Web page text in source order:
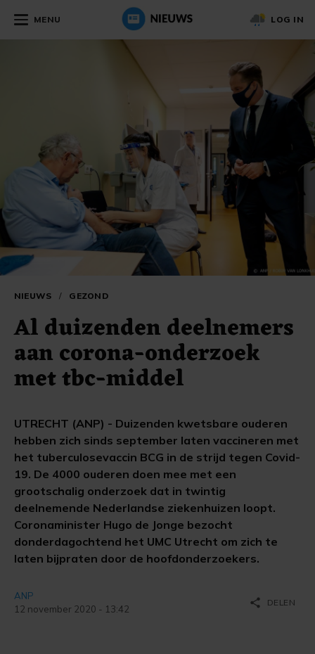
MENU LOG IN
NIEUWS / GEZOND
Al duizenden deelnemers
aan corona-onderzoek
met tbc-middel
UTRECHT (ANP) - Duizenden kwetsbare ouderen
hebben zich sinds september laten vaccineren met
het tuberculosevaccin BCG in de strijd tegen Covid-
19. De 4000 ouderen doen mee met een
grootschalig onderzoek dat in twintig
deelnemende Nederlandse ziekenhuizen loopt.
Coronaminister Hugo de Jonge bezocht
donderdagochtend het UMC Utrecht om zich te
laten bijpraten door de hoofdonderzoekers.
ANP
12 november 2020 - 13:42
share DELEN